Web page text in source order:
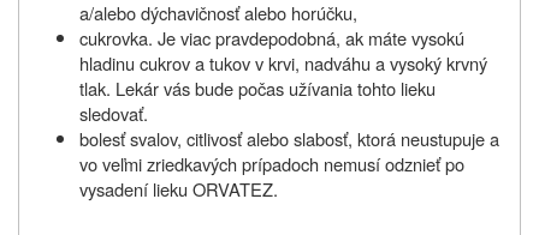
a/alebo dýchavičnosť alebo horúčku,
cukrovka. Je viac pravdepodobná, ak máte vysokú
hladinu cukrov a tukov v krvi, nadváhu a vysoký krvný
tlak. Lekár vás bude počas užívania tohto lieku
sledovať.
bolesť svalov, citlivosť alebo slabosť, ktorá neustupuje a
vo veľmi zriedkavých prípadoch nemusí odznieť po
vysadení lieku ORVATEZ.